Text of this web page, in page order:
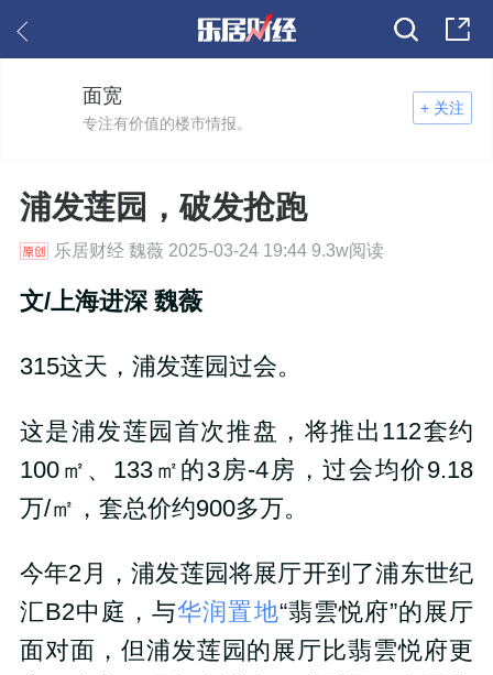
+ 关注
面宽
专注有价值的楼市情报。
浦发莲园，破发抢跑
乐居财经 魏薇 2025-03-24 19:44 9.3w阅读
文/上海进深 魏薇
315这天，浦发莲园过会。
这是浦发莲园首次推盘，将推出 112套约
100㎡、 133㎡的3房-4房，过会均价9.18
万/㎡，套总价约900多万。
今年2月，浦发莲园将展厅开到了浦东世纪
汇B2中庭，与华润置地“翡雲悦府”的展厅
面对面， 但浦发莲园的展厅比翡雲悦府更